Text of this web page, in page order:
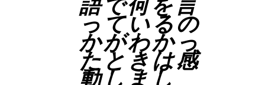
語で何を言
っているの
かがわかっ
たときは感
動しまし